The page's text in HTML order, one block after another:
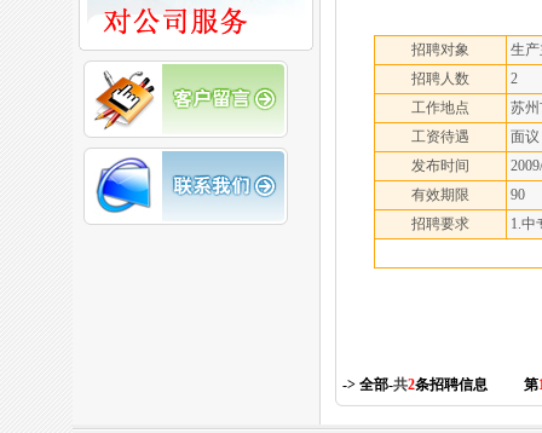
招聘对象
生
招聘人数
2
工作地点
苏
工资待遇
面议
发布时间
有效期限
90
招聘要求
1.中
-> 全部-共2条招聘信息 第